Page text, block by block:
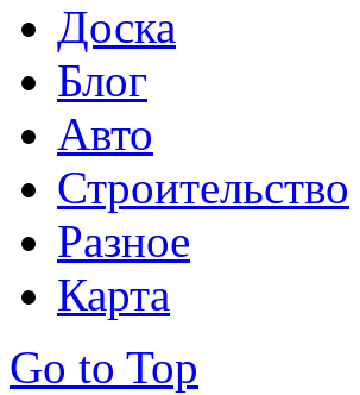
Доска
Блог
Авто
Строительство
Разное
Карта
Go to Top